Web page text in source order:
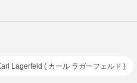
Lagerfeld ( カール ラガーフェルド )